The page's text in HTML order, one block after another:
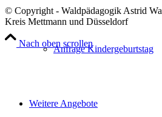
Anfrage Kindergeburtstag
Weitere Angebote
© Copyright - Waldpädagogik Astrid
Kreis Mettmann und Düsseldorf
Nach oben scrollen